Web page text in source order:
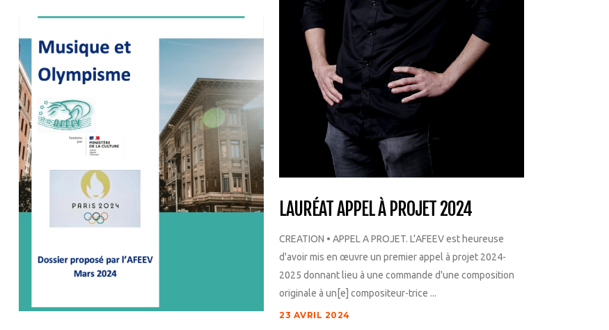
LAURÉAT APPEL À PROJET 2024
CREATION • APPEL A PROJET. L’AFEEV est heureuse
d'avoir mis en œuvre un premier appel à projet 2024-
2025 donnant lieu à une commande d'une composition
originale à un[e] compositeur-trice ...
23 AVRIL 2024